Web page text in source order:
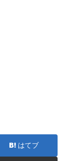
はてブ